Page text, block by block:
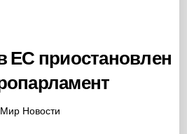
ЕС приостановлен
Мир Новости